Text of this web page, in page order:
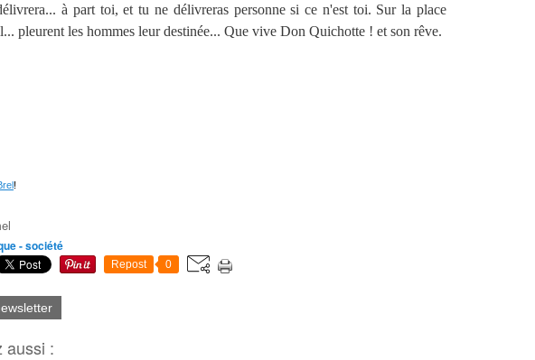
à part toi, et tu ne délivreras personne si ce n'est toi. Sur la place
pleurent les hommes leur destinée... Que vive Don Quichotte ! et son rêve.
!
- société
Repost 0
aussi :